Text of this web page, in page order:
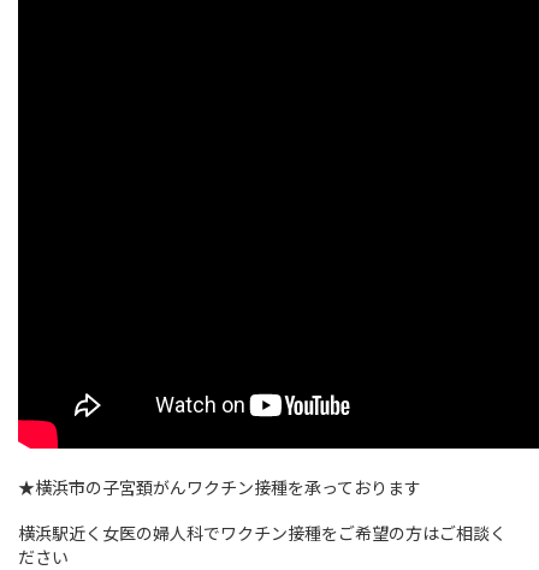
★横浜市の子宮頚がんワクチン接種を承っております
横浜駅近く女医の婦人科でワクチン接種をご希望の方はご相談く
ださい